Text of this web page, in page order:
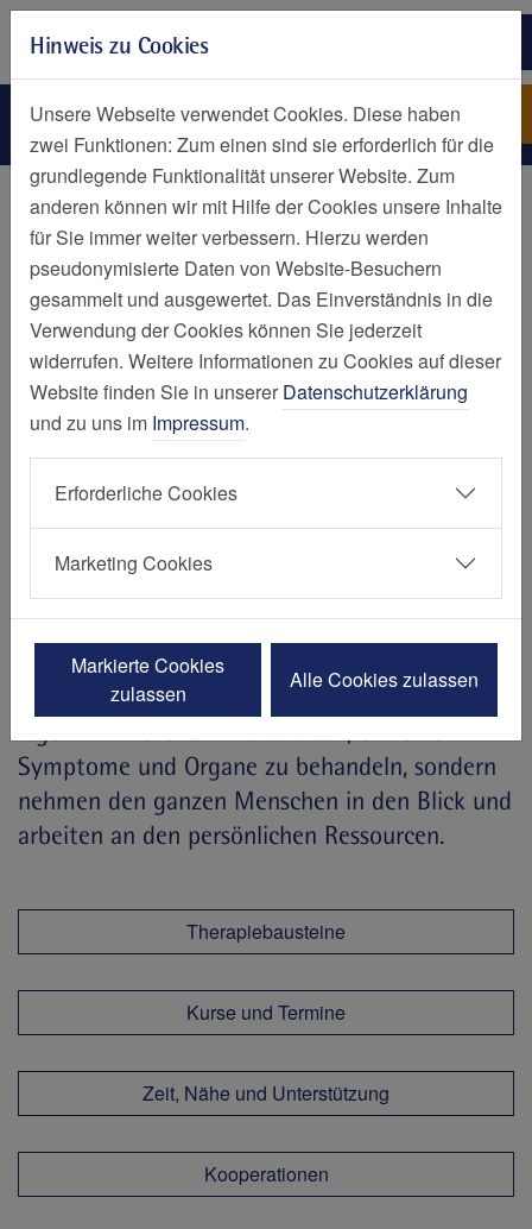
Zur Hauptnavigation springen
Zum Seiteninhalt springen
Zum Seitenende springen
Leistungsspektrum
St. Josef-Krankenhaus
Kupferdreh
Kliniken und Zentren
Leistungsspektrum
Klinik für Geriatrie - Alterstraumatologie
Besonderes Behandlungskonzept für
den älteren Menschen
Wir haben es uns zur Aufgabe gemacht,
körperlichen und geistigen Erkrankungen und
Einschränkungen frühzeitig zu begegnen und
die älteren Menschen entsprechend ihrer ganz
besonderen Bedürfnisse zu versorgen. Dabei
Symptome und Organe zu behandeln, sondern
nehmen den ganzen Menschen in den Blick und
arbeiten an den persönlichen Ressourcen.
Therapiebausteine
Kurse und Termine
Zeit, Nähe und Unterstützung
Kooperationen
Hinweis zu Cookies
Unsere Webseite verwendet Cookies. Diese haben
zwei Funktionen: Zum einen sind sie erforderlich für die
grundlegende Funktionalität unserer Website. Zum
anderen können wir mit Hilfe der Cookies unsere Inhalte
für Sie immer weiter verbessern. Hierzu werden
pseudonymisierte Daten von Website-Besuchern
gesammelt und ausgewertet. Das Einverständnis in die
Verwendung der Cookies können Sie jederzeit
widerrufen. Weitere Informationen zu Cookies auf dieser
Website finden Sie in unserer Datenschutzerklärung
und zu uns im Impressum.
Erforderliche Cookies
Marketing Cookies
Markierte Cookies
zulassen
Alle Cookies zulassen